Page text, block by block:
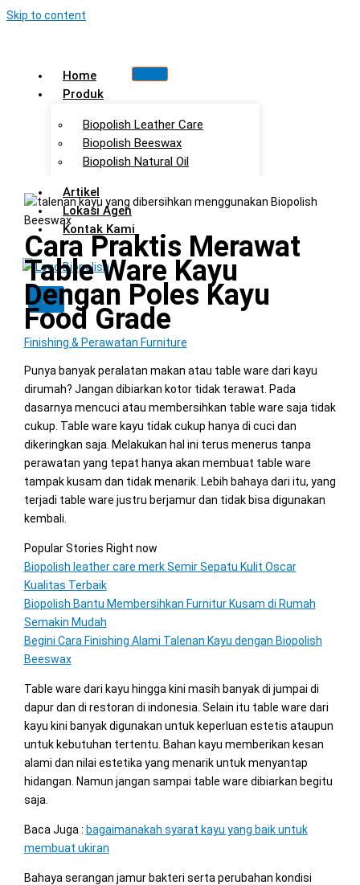
Skip to content
Home
Produk
Biopolish Leather Care
Biopolish Beeswax
Biopolish Natural Oil
Artikel
Lokasi Agen
Kontak Kami
X
Cara Praktis Merawat
Table Ware Kayu
Dengan Poles Kayu
Food Grade
Finishing & Perawatan Furniture
Punya banyak peralatan makan atau table ware dari kayu
dirumah? Jangan dibiarkan kotor tidak terawat. Pada
dasarnya mencuci atau membersihkan table ware saja tidak
cukup. Table ware kayu tidak cukup hanya di cuci dan
dikeringkan saja. Melakukan hal ini terus menerus tanpa
perawatan yang tepat hanya akan membuat table ware
tampak kusam dan tidak menarik. Lebih bahaya dari itu, yang
terjadi table ware justru berjamur dan tidak bisa digunakan
kembali.
Popular Stories Right now
Biopolish leather care merk Semir Sepatu Kulit Oscar
Kualitas Terbaik
Biopolish Bantu Membersihkan Furnitur Kusam di Rumah
Semakin Mudah
Begini Cara Finishing Alami Talenan Kayu dengan Biopolish
Beeswax
Table ware dari kayu hingga kini masih banyak di jumpai di
dapur dan di restoran di indonesia. Selain itu table ware dari
kayu kini banyak digunakan untuk keperluan estetis ataupun
untuk kebutuhan tertentu. Bahan kayu memberikan kesan
alami dan nilai estetika yang menarik untuk menyantap
hidangan. Namun jangan sampai table ware dibiarkan begitu
saja.
Baca Juga : bagaimanakah syarat kayu yang baik untuk
membuat ukiran
Bahaya serangan jamur bakteri serta perubahan kondisi